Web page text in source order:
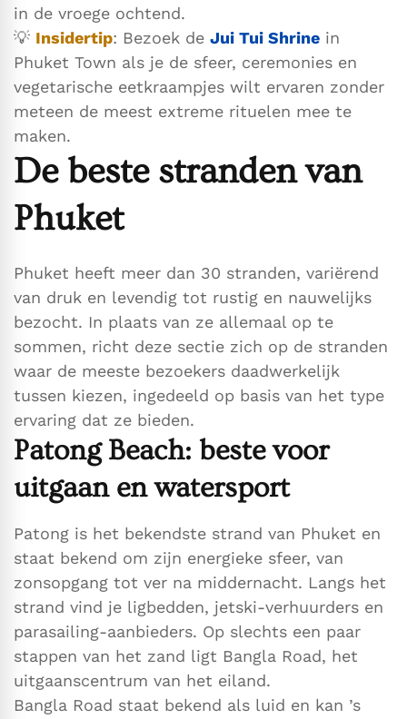
in de vroege ochtend.
💡 Insidertip: Bezoek de Jui Tui Shrine in
Phuket Town als je de sfeer, ceremonies en
vegetarische eetkraampjes wilt ervaren zonder
meteen de meest extreme rituelen mee te
maken.
De beste stranden van
Phuket
Phuket heeft meer dan 30 stranden, variërend
van druk en levendig tot rustig en nauwelijks
bezocht. In plaats van ze allemaal op te
sommen, richt deze sectie zich op de stranden
waar de meeste bezoekers daadwerkelijk
tussen kiezen, ingedeeld op basis van het type
ervaring dat ze bieden.
Patong Beach: beste voor
uitgaan en watersport
Patong is het bekendste strand van Phuket en
staat bekend om zijn energieke sfeer, van
zonsopgang tot ver na middernacht. Langs het
strand vind je ligbedden, jetski-verhuurders en
parasailing-aanbieders. Op slechts een paar
stappen van het zand ligt Bangla Road, het
uitgaanscentrum van het eiland.
Bangla Road staat bekend als luid en kan ’s